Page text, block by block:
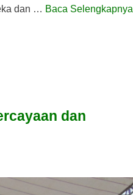
dan … Baca Selengkapnya
dan